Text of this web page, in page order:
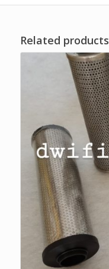
Related products